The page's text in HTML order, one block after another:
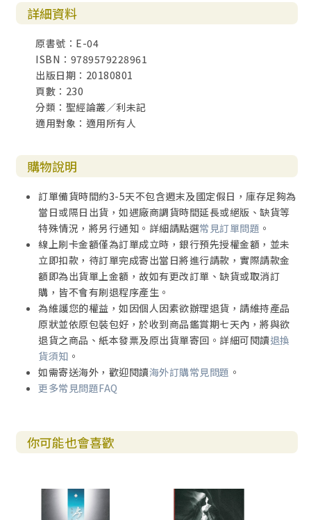
詳細資料
原書號：E-04
ISBN：9789579228961
出版日期：20180801
頁數：230
分類：聖經論叢／利未記
適用對象：適用所有人
購物說明
訂單備貨時間約3-5天不包含週末及國定假日，庫存足夠為
當日或隔日出貨，如遇廠商調貨時間延長或絕版、缺貨等
特殊情況，將另行通知。詳細請點選常見訂單問題 。
線上刷卡金額僅為訂單成立時，銀行預先授權金額，並未
立即扣款，待訂單完成寄出當日將進行請款，實際請款金
額即為出貨單上金額，故如有更改訂單、缺貨或取消訂
購，皆不會有刷退程序產生。
為維護您的權益，如因個人因素欲辦理退貨，請維持產品
原狀並依原包裝包好，於收到商品鑑賞期七天內，將與欲
退貨之商品、紙本發票及原出貨單寄回。詳細可閱讀退換
貨須知 。
如需寄送海外，歡迎閱讀海外訂購常見問題 。
更多常見問題FAQ
你可能也會喜歡